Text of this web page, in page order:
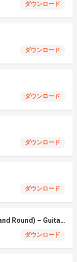
ダウンロード
ダウンロード
ダウンロード
ダウンロード
ダウンロード
Squid Game Season 2 (Round and Round) – Guitar Cover
ダウンロード